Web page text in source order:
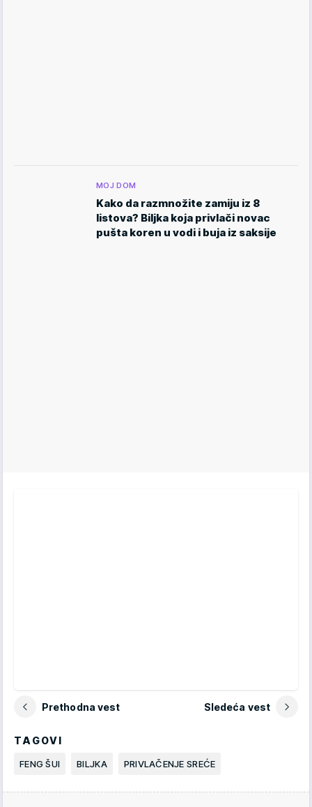
MOJ DOM
Kako da razmnožite zamiju iz 8
listova? Biljka koja privlači novac
pušta koren u vodi i buja iz saksije
Prethodna vest Sledeća vest
TAGOVI
FENG ŠUI BILJKA PRIVLAČENJE SREĆE